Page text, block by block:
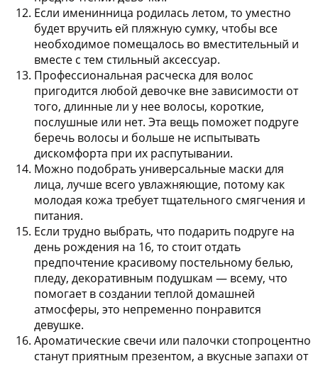
Если именинница родилась летом, то уместно
будет вручить ей пляжную сумку, чтобы все
необходимое помещалось во вместительный и
вместе с тем стильный аксессуар.
Профессиональная расческа для волос
пригодится любой девочке вне зависимости от
того, длинные ли у нее волосы, короткие,
послушные или нет. Эта вещь поможет подруге
беречь волосы и больше не испытывать
дискомфорта при их распутывании.
Можно подобрать универсальные маски для
лица, лучше всего увлажняющие, потому как
молодая кожа требует тщательного смягчения и
питания.
Если трудно выбрать, что подарить подруге на
день рождения на 16, то стоит отдать
предпочтение красивому постельному белью,
пледу, декоративным подушкам — всему, что
помогает в создании теплой домашней
атмосферы, это непременно понравится
девушке.
Ароматические свечи или палочки стопроцентно
станут приятным презентом, а вкусные запахи от